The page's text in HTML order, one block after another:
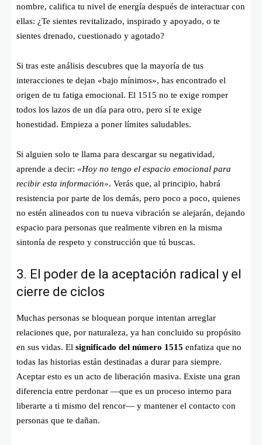
nombre, califica tu nivel de energía después de interactuar con
ellas: ¿Te sientes revitalizado, inspirado y apoyado, o te
sientes drenado, cuestionado y agotado?
Si tras este análisis descubres que la mayoría de tus
interacciones te dejan «bajo mínimos», has encontrado el
origen de tu fatiga emocional. El 1515 no te exige romper
todos los lazos de un día para otro, pero sí te exige
honestidad. Empieza a poner límites saludables.
Si alguien solo te llama para descargar su negatividad,
aprende a decir: «Hoy no tengo el espacio emocional para
recibir esta información». Verás que, al principio, habrá
resistencia por parte de los demás, pero poco a poco, quienes
no estén alineados con tu nueva vibración se alejarán, dejando
espacio para personas que realmente vibren en la misma
sintonía de respeto y construcción que tú buscas.
3. El poder de la aceptación radical y el
cierre de ciclos
Muchas personas se bloquean porque intentan arreglar
relaciones que, por naturaleza, ya han concluido su propósito
en sus vidas. El significado del número 1515 enfatiza que no
todas las historias están destinadas a durar para siempre.
Aceptar esto es un acto de liberación masiva. Existe una gran
diferencia entre perdonar —que es un proceso interno para
liberarte a ti mismo del rencor— y mantener el contacto con
personas que te dañan.